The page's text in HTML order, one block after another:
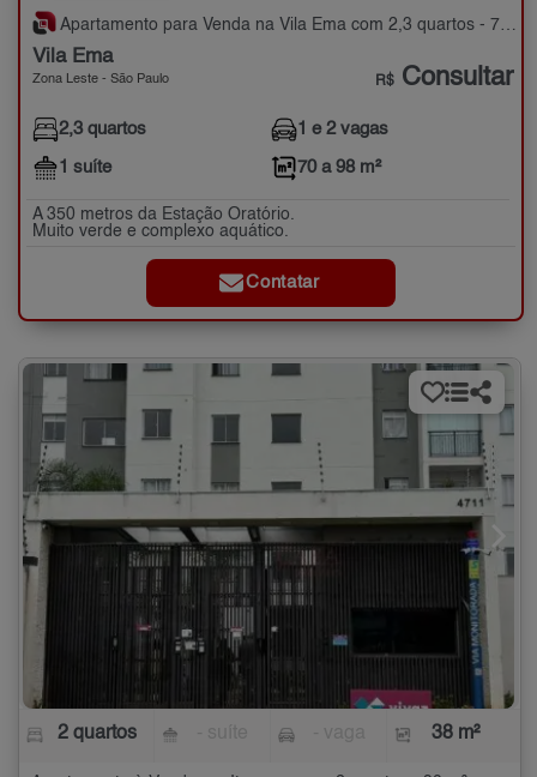
Apartamento para Venda na Vila Ema com 2,3 quartos - 70 a 98 m²
Vila Ema
Zona Leste - São Paulo R$ Consultar
2,3 quartos
1 suíte
1 e 2 vagas
70 a 98 m²
A 350 metros da Estação Oratório.
Muito verde e complexo aquático.
Contatar
2 quartos 38 m²